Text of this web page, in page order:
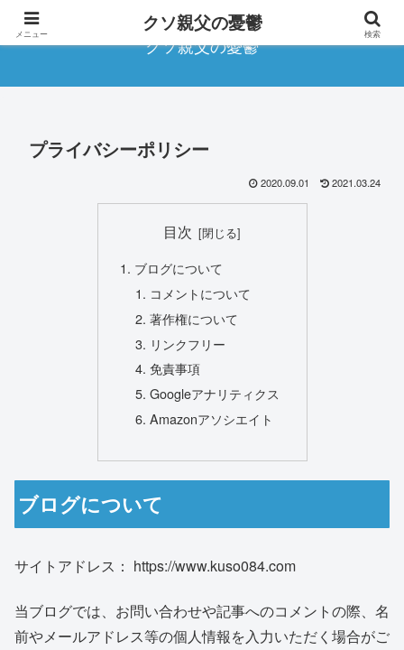
クソ親父の憂鬱
プライバシーポリシー
2020.09.01 2021.03.24
目次
ブログについて
コメントについて
著作権について
リンクフリー
免責事項
Googleアナリティクス
Amazonアソシエイト
ブログについて
サイトアドレス： https://www.kuso084.com
当ブログでは、お問い合わせや記事へのコメントの際、名
前やメールアドレス等の個人情報を入力いただく場合がご
メニュー クソ親父の憂鬱 検索